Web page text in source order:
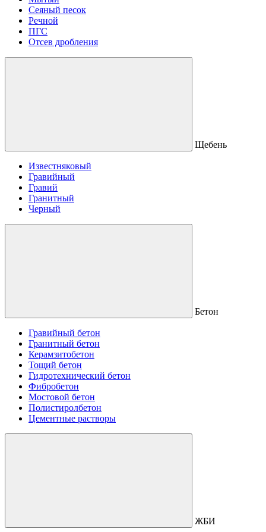
Сеяный песок
Речной
ПГС
Отсев дробления
Щебень
Известняковый
Гравийный
Гравий
Гранитный
Черный
Бетон
Гравийный бетон
Гранитный бетон
Керамзитобетон
Тощий бетон
Гидротехнический бетон
Фибробетон
Мостовой бетон
Полистиролбетон
Цементные растворы
ЖБИ